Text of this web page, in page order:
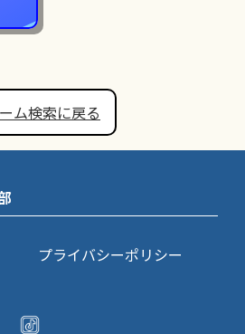
ム検索に戻る
プライバシーポリシー